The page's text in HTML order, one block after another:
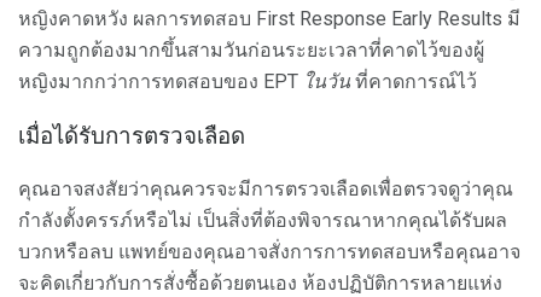
หญิงคาดหวัง ผลการทดสอบ First Response Early Results มี
ความถูกต้องมากขึ้นสามวันก่อนระยะเวลาที่คาดไว้ของผู้
หญิงมากกว่าการทดสอบของ EPT ในวัน ที่คาดการณ์ไว้
เมื่อได้รับการตรวจเลือด
คุณอาจสงสัยว่าคุณควรจะมีการตรวจเลือดเพื่อตรวจดูว่าคุณ
กำลังตั้งครรภ์หรือไม่ เป็นสิ่งที่ต้องพิจารณาหากคุณได้รับผล
บวกหรือลบ แพทย์ของคุณอาจสั่งการการทดสอบหรือคุณอาจ
จะคิดเกี่ยวกับการสั่งซื้อด้วยตนเอง ห้องปฏิบัติการหลายแห่ง